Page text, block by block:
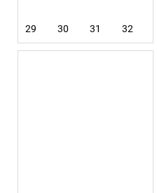
29 30 31 32